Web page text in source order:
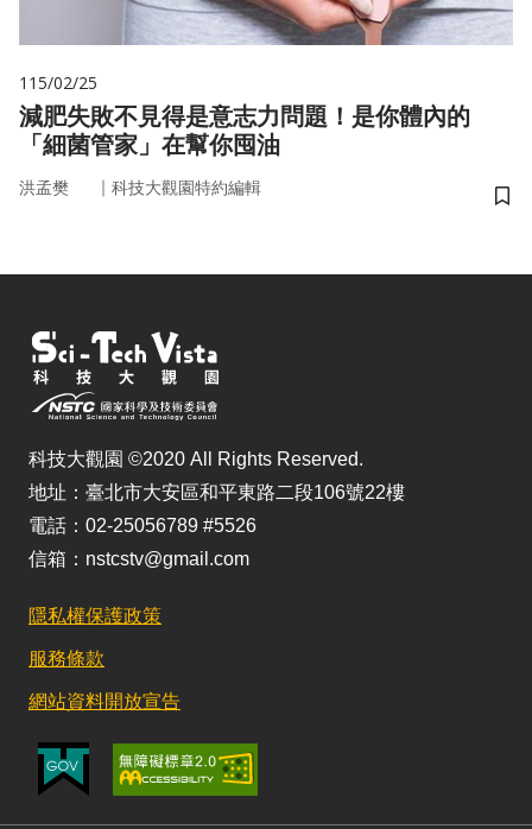
115/02/25
減肥失敗不見得是意志力問題！是你體內的
「細菌管家」在幫你囤油
洪孟樊 ｜ 科技大觀園特約編輯
儲
科技大觀園 ©2020 All Rights Reserved.
地址：臺北市大安區和平東路二段106號22樓
電話：02-25056789 #5526
信箱：nstcstv@gmail.com
隱私權保護政策
服務條款
網站資料開放宣告